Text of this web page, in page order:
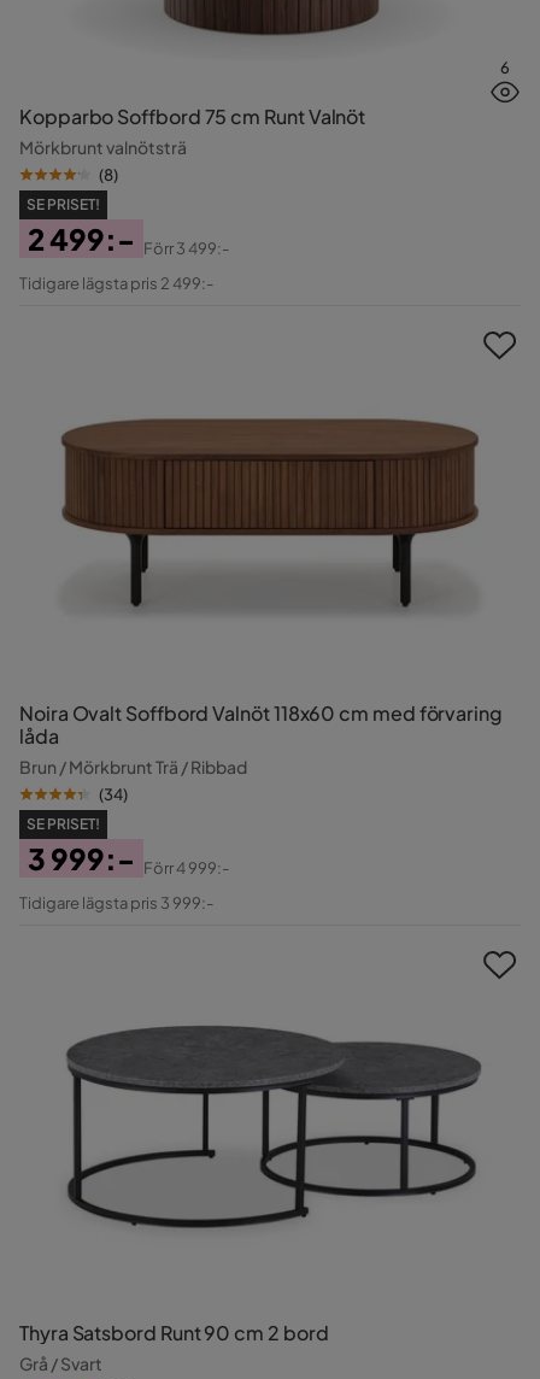
6
Kopparbo Soffbord 75 cm Runt Valnöt
Mörkbrunt valnötsträ
(8)
SE PRISET!
Pris
2 499:-
Original
Förr3 499:-
Tidigare lägsta pris 2 499:-
Noira Ovalt Soffbord Valnöt 118x60 cm med förvaring
låda
Brun / Mörkbrunt Trä / Ribbad
(34)
SE PRISET!
Pris
3 999:-
Original
Förr4 999:-
Tidigare lägsta pris 3 999:-
Thyra Satsbord Runt 90 cm 2 bord
Grå / Svart